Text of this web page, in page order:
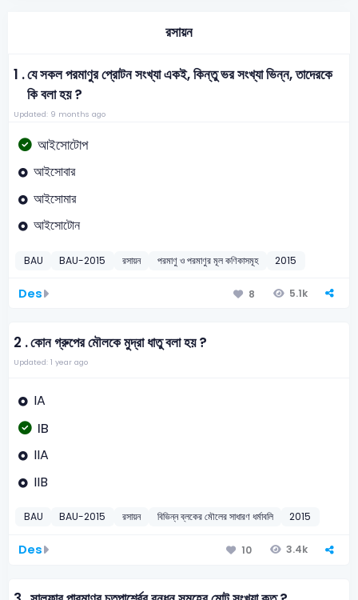
রসায়ন
1 .যে সকল পরমাণুর প্রোটন সংখ্যা একই, কিন্তু ভর সংখ্যা ভিন্ন, তাদেরকে
কি বলা হয় ?
Updated: 9 months ago
আইসোটোপ
আইসোবার
আইসোমার
আইসোটোন
BAU BAU-2015 রসায়ন পরমাণু ও পরমাণুর মূল কণিকাসমূহ 2015
Des 8 5.1k
2 .কোন গ্রুপের মৌলকে মুদ্রা ধাতু বলা হয় ?
Updated: 1 year ago
IA
IB
IIA
IIB
BAU BAU-2015 রসায়ন বিভিন্ন ব্লকের মৌলের সাধারণ ধর্মাবলি 2015
Des 10 3.4k